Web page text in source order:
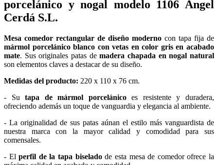
porcelánico y nogal modelo 1106 Angel
Cerdá S.L.
Mesa comedor rectangular de diseño moderno con tapa fija de
mármol porcelánico blanco con vetas en color gris en acabado
mate. Sus originales patas demadera chapada en nogal natural
son elementos claves a destacar de su diseño.
Medidas del producto: 220 x 110 x 76 cm.
- Sutapa de mármol porcelánicoes resistente y duradera,
ofreciendo además un toque de vanguardia y elegancia al ambiente.
- La originalidad de sus patas aúnan el estilo más vanguardista de
nuestra marca con la mayor calidad y comodidad para sus
comensales.
- Elperfil de la tapa biseladode esta mesa de comedor ofrece la